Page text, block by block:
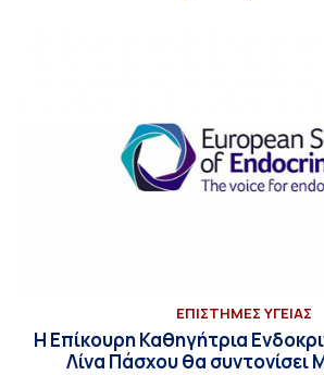
ΕΠΙΣΤΗΜΕΣ ΥΓΕΙΑΣ
Η Επίκουρη Καθηγήτρια
Λίνα Πάσχου θα συντονίσει